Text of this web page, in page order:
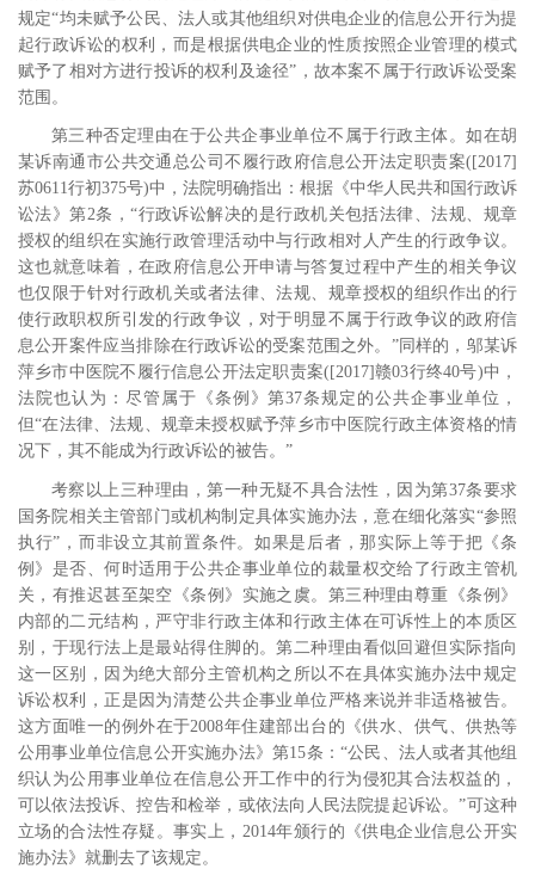
规定“均未赋予公民、法人或其他组织对供电企业的信息公开行为提
起行政诉讼的权利，而是根据供电企业的性质按照企业管理的模式
赋予了相对方进行投诉的权利及途径”，故本案不属于行政诉讼受案
范围。
第三种否定理由在于公共企事业单位不属于行政主体。如在胡
某诉南通市公共交通总公司不履行政府信息公开法定职责案([2017]
苏0611行初375号)中，法院明确指出：根据《中华人民共和国行政诉
讼法》第2条，“行政诉讼解决的是行政机关包括法律、法规、规章
授权的组织在实施行政管理活动中与行政相对人产生的行政争议。
这也就意味着，在政府信息公开申请与答复过程中产生的相关争议
也仅限于针对行政机关或者法律、法规、规章授权的组织作出的行
使行政职权所引发的行政争议，对于明显不属于行政争议的政府信
息公开案件应当排除在行政诉讼的受案范围之外。”同样的，邬某诉
萍乡市中医院不履行信息公开法定职责案([2017]赣03行终40号)中，
法院也认为：尽管属于《条例》第37条规定的公共企事业单位，
但“在法律、法规、规章未授权赋予萍乡市中医院行政主体资格的情
况下，其不能成为行政诉讼的被告。”
考察以上三种理由，第一种无疑不具合法性，因为第37条要求
国务院相关主管部门或机构制定具体实施办法，意在细化落实“参照
执行”，而非设立其前置条件。如果是后者，那实际上等于把《条
例》是否、何时适用于公共企事业单位的裁量权交给了行政主管机
关，有推迟甚至架空《条例》实施之虞。第三种理由尊重《条例》
内部的二元结构，严守非行政主体和行政主体在可诉性上的本质区
别，于现行法上是最站得住脚的。第二种理由看似回避但实际指向
这一区别，因为绝大部分主管机构之所以不在具体实施办法中规定
诉讼权利，正是因为清楚公共企事业单位严格来说并非适格被告。
这方面唯一的例外在于2008年住建部出台的《供水、供气、供热等
公用事业单位信息公开实施办法》第15条：“公民、法人或者其他组
织认为公用事业单位在信息公开工作中的行为侵犯其合法权益的，
可以依法投诉、控告和检举，或依法向人民法院提起诉讼。”可这种
立场的合法性存疑。事实上， 2014年颁行的《供电企业信息公开实
施办法》就删去了该规定。